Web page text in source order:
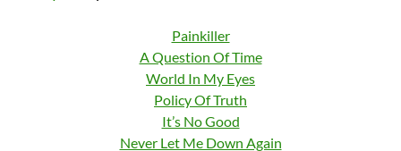
Painkiller
A Question Of Time
World In My Eyes
Policy Of Truth
It’s No Good
Never Let Me Down Again